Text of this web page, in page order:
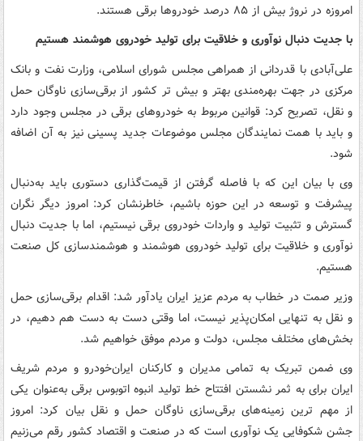
امروزه در نروژ بیش از ۸۵ درصد خودروها برقی هستند.
با جدیت دنبال نوآوری و خلاقیت برای تولید خودروی هوشمند هستیم
علی‌آبادی با قدردانی از همراهی مجلس شورای اسلامی، وزارت نفت و بانک
مرکزی در جهت بهره‌مندی بهتر و بیش تر کشور از برقی‌سازی ناوگان حمل
و نقل، تصریح کرد: قوانین مربوط به خودروهای برقی در مجلس وجود دارد
و باید با همت نمایندگان مجلس موضوعات جدید پسینی نیز به آن اضافه
شود.
وی با بیان این که با فاصله گرفتن از قیمت‌گذاری دستوری باید به‌دنبال
پیشرفت و توسعه در این حوزه باشیم، خاطرنشان کرد: امروز دیگر نگران
گسترش و تثبیت تولید و واردات خودروی برقی نیستیم، اما با جدیت دنبال
نوآوری و خلاقیت برای تولید خودروی هوشمند و هوشمندسازی کل صنعت
هستیم.
وزیر صمت در خطاب به مردم عزیز ایران یادآور شد: اقدام برقی‌سازی حمل
و نقل به تنهایی امکان‌پذیر نیست، اما وقتی دست به دست هم دهیم، در
بخش‌های مختلف مجلس، دولت و مردم موفق خواهیم شد.
وی ضمن تبریک به تمامی مدیران و کارکنان ایران‌خودرو و مردم شریف
ایران برای به ثمر نشستن افتتاح خط تولید انبوه اتوبوس برقی به‌عنوان یکی
از مهم ترین زمینه‌های برقی‌سازی ناوگان حمل و نقل بیان کرد: امروز
جشن شکوفایی یک نوآوری است که در صنعت و اقتصاد کشور رقم می‌زنیم